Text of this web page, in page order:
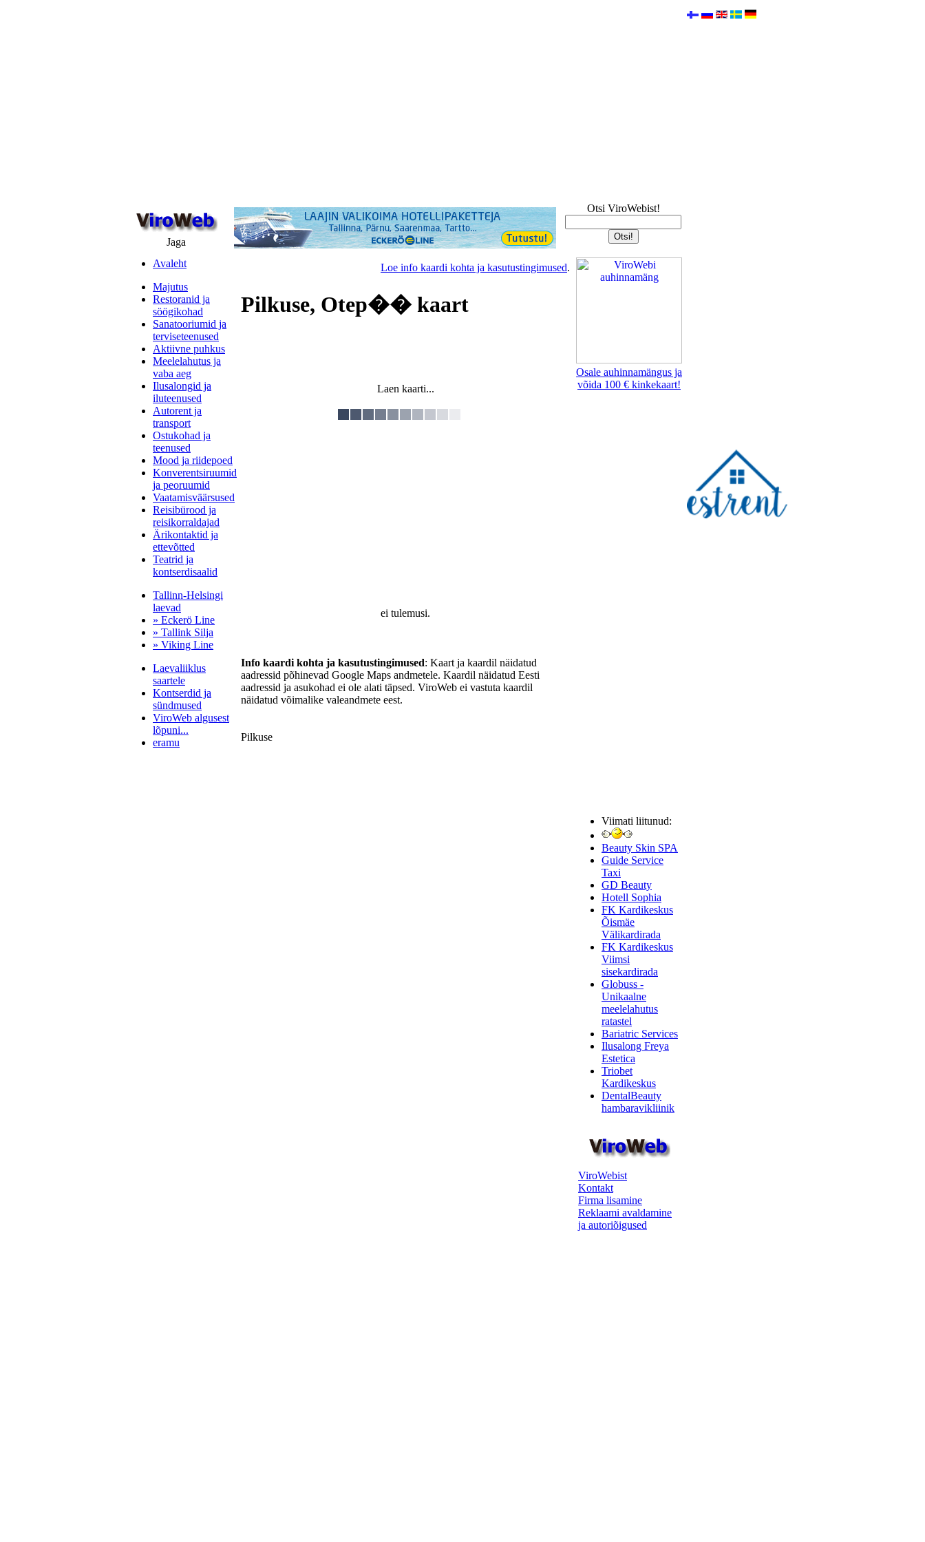
Jaga
Otsi ViroWebist!
Avaleht
Majutus
Restoranid ja
söögikohad
Sanatooriumid ja
terviseteenused
Aktiivne puhkus
Meelelahutus ja
vaba aeg
Ilusalongid ja
iluteenused
Autorent ja
transport
Ostukohad ja
teenused
Mood ja riidepoed
Konverentsiruumid
ja peoruumid
Vaatamisväärsused
Reisibürood ja
reisikorraldajad
Ärikontaktid ja
ettevõtted
Teatrid ja
kontserdisaalid
Tallinn-Helsingi
laevad
» Eckerö Line
» Tallink Silja
» Viking Line
Laevaliiklus
saartele
Kontserdid ja
sündmused
ViroWeb algusest
lõpuni...
eramu
Loe info kaardi kohta ja kasutustingimused.
Pilkuse, Otep�� kaart
Laen kaarti...
ei tulemusi.
Info kaardi kohta ja kasutustingimused: Kaart ja kaardil näidatud
aadressid põhinevad Google Maps andmetele. Kaardil näidatud Eesti
aadressid ja asukohad ei ole alati täpsed. ViroWeb ei vastuta kaardil
näidatud võimalike valeandmete eest.
Pilkuse
Osale auhinnamängus ja
võida 100 € kinkekaart!
Viimati liitunud:
Beauty Skin SPA
Guide Service
Taxi
GD Beauty
Hotell Sophia
FK Kardikeskus
Õismäe
Välikardirada
FK Kardikeskus
Viimsi
sisekardirada
Globuss -
Unikaalne
meelelahutus
ratastel
Bariatric Services
Ilusalong Freya
Estetica
Triobet
Kardikeskus
DentalBeauty
hambaravikliinik
ViroWebist
Kontakt
Firma lisamine
Reklaami avaldamine
ja autoriõigused